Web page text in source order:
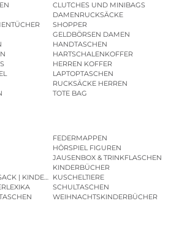
CLUTCHES UND MINIBAGS
DAMENRUCKSÄCKE
SHOPPER
GELDBÖRSEN DAMEN
HANDTASCHEN
HARTSCHALENKOFFER
HERREN KOFFER
LAPTOPTASCHEN
RUCKSÄCKE HERREN
TOTE BAG
FEDERMAPPEN
HÖRSPIEL FIGUREN
JAUSENBOX & TRINKFLASCHEN
KINDERBÜCHER
| KINDERGARTENBEUTEL
KUSCHELTIERE
SCHULTASCHEN
WEIHNACHTSKINDERBÜCHER